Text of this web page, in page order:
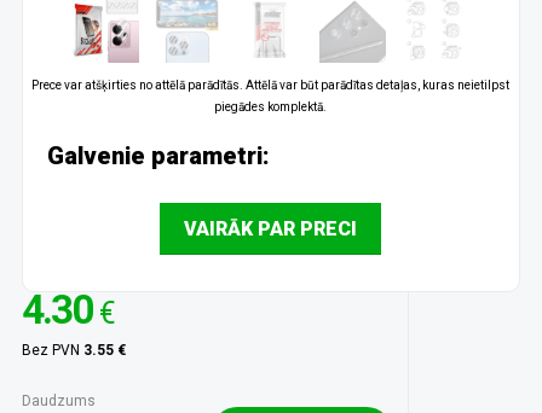
Prece var atšķirties no attēlā parādītās. Attēlā var būt parādītas detaļas, kuras neietilpst
piegādes komplektā.
Galvenie parametri:
VAIRĀK PAR PRECI
4.30 €
Bez PVN 3.55 €
Daudzums